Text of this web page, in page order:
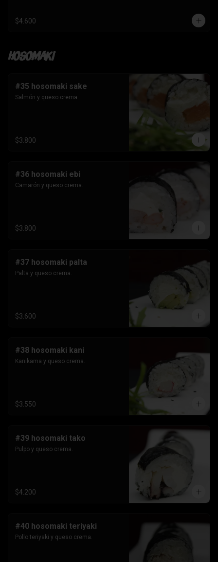
$4.600
Hosomaki
#35 hosomaki sake
Salmón y queso crema.
$3.800
#36 hosomaki ebi
Camarón y queso crema.
$3.800
#37 hosomaki palta
Palta y queso crema.
$3.600
#38 hosomaki kani
Kanikama y queso crema.
$3.550
#39 hosomaki tako
Pulpo y queso crema.
$4.200
#40 hosomaki teriyaki
Pollo teriyaki y queso crema.